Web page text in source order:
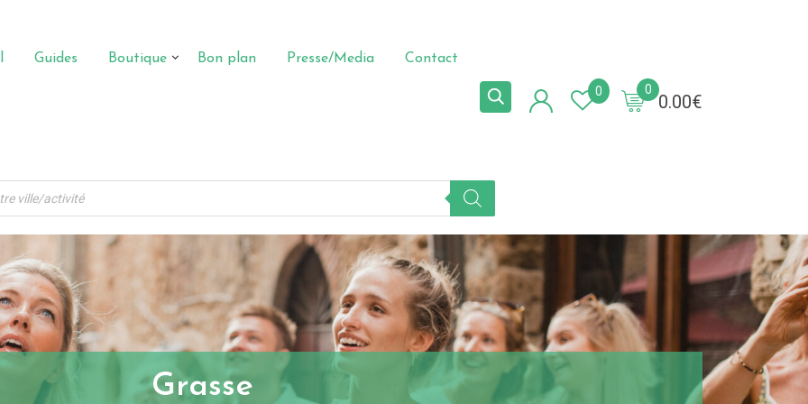
Guides Boutique Bon plan Presse/Media Contact
0.00€
0
0
Grasse